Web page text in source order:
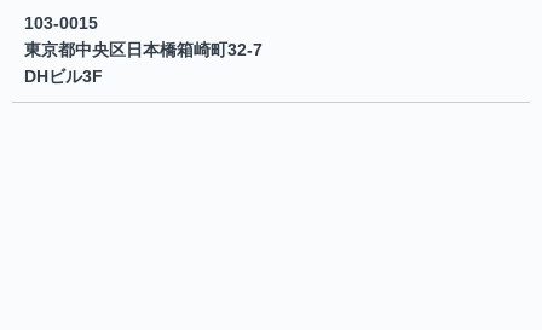
103-0015
東京都中央区日本橋箱崎町32-7
DHビル3F